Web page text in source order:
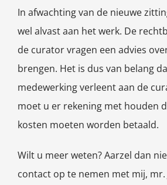
In afwachting van de nieuwe
wel alvast aan het werk. De
de curator vragen een advies
brengen. Het is dus van belang
medewerking verleent aan de
moet u er rekening met houden
kosten moeten worden betaald.
Wilt u meer weten? Aarzel dan
contact op te nemen met mij, mr.